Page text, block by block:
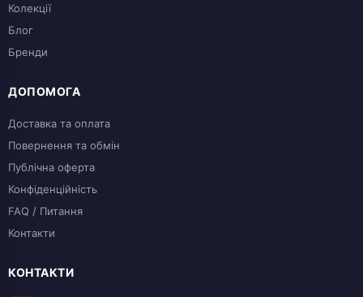
Колекції
Блог
Бренди
ДОПОМОГА
Доставка та оплата
Повернення та обмін
Публічна оферта
Конфіденційність
FAQ / Питання
Контакти
КОНТАКТИ